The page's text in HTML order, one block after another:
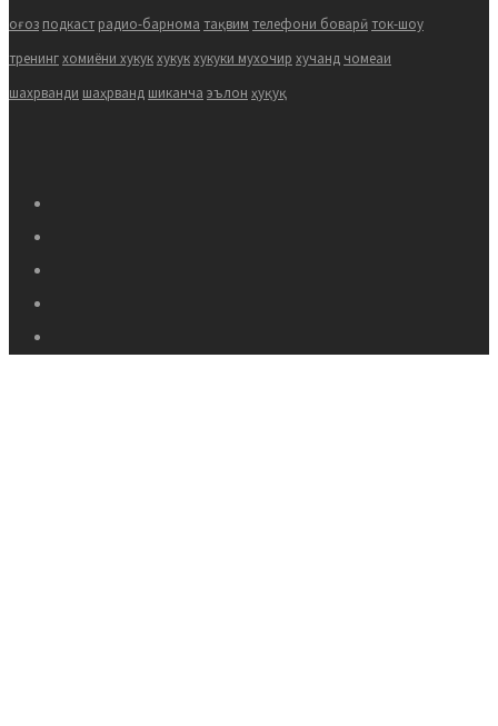
оғоз подкаст радио-барнома тақвим телефони боварӣток-шоу
тренингхомиёни хукукхукукхукуки мухочир хучанд чомеаи
шахрванди шаҳрванд шиканча эълон ҳуқуқ